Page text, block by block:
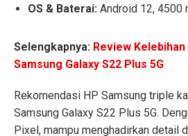
OS & Baterai: Android 12, 4500
Selengkapnya: Review
Samsung Galaxy S22 Plus 5G
Rekomendasi HP Samsung triple
Samsung Galaxy S22 Plus 5G.
Pixel, mampu menghadirkan detail